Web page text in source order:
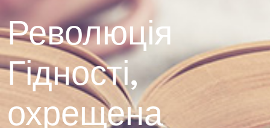
Революція
Гідності,
охрещена